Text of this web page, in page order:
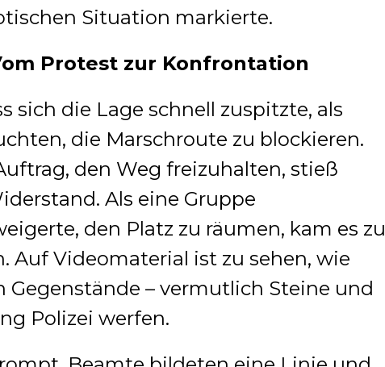
Situation markierte.
Protest zur Konfrontation
sich die Lage schnell zuspitzte, als
die Marschroute zu blockieren.
den Weg freizuhalten, stieß
Als eine Gruppe
den Platz zu räumen, kam es zu
Auf Videomaterial ist zu sehen, wie
– vermutlich Steine und
Polizei werfen.